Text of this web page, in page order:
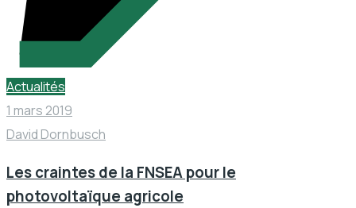
Actualités
1 mars 2019
David Dornbusch
Les craintes de la FNSEA pour le
photovoltaïque agricole